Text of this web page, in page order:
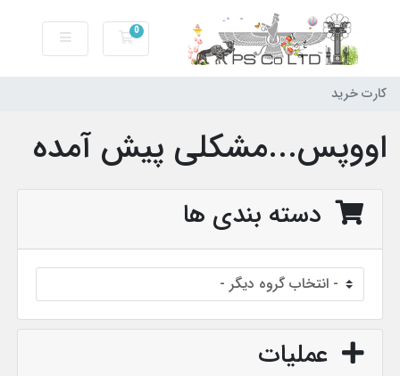
0 کارت خرید
کارت خرید
اووپس...مشکلی پیش آمده
دسته بندی ها
عملیات